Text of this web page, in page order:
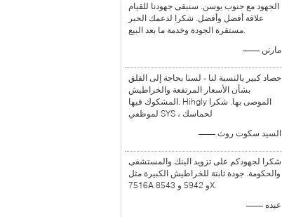
الجهود مع جنوب يوسن. سنبقى جهودنا للقيام
علاقة أفضل وأفضل. شكرا لدعمك الحبر
مستقرة الجودة وخدمة ما بعد البيع.
—— مارتن
حصاد كبير بالنسبة لنا - لسنا بحاجة إلى القلق
بشأن الأسعار المرتفعة والخراطيش
المشكوك فيها. Hihgly الموصى بها. شكرا
لموظفي SYS ، لحماسك
—— السيد سكوت روث
شكرا لجهودكم على تزويد البنك والمستشفى
والحكومة. جودة ثابتة للخراطيش الكبيرة مثل
7516A و 5942 و 8543X.
—— عبده